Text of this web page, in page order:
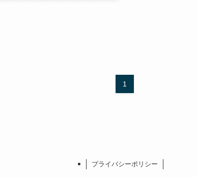
1
プライバシーポリシー